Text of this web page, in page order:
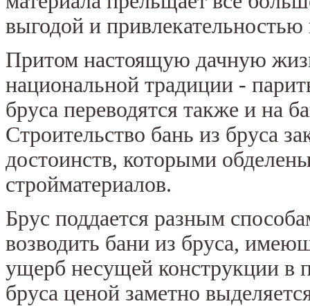
выгодой и привлекательностью
Притом настоящую дачную
национальной традиции -
бруса переводятся также и на
Строительство бань из бруса
достоинств, которыми
стройматериалов.
Брус поддается разным
возводить бани из бруса,
ущерб несущей конструкции в
бруса ценой заметно